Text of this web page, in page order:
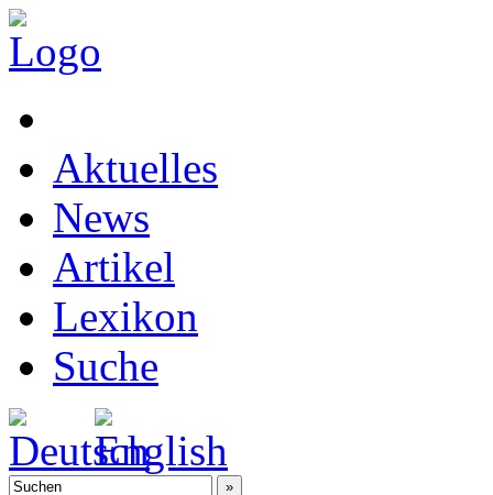
Aktuelles
News
Artikel
Lexikon
Suche